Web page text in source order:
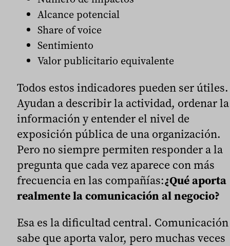
Alcance potencial
Share of voice
Sentimiento
Valor publicitario equivalente
Todos estos indicadores pueden ser útiles.
Ayudan a describir la actividad, ordenar la
información y entender el nivel de
exposición pública de una organización.
Pero no siempre permiten responder a la
pregunta que cada vez aparece con más
frecuencia en las compañías:¿Qué aporta
realmente la comunicación al negocio?
Esa es la dificultad central. Comunicación
sabe que aporta valor, pero muchas veces